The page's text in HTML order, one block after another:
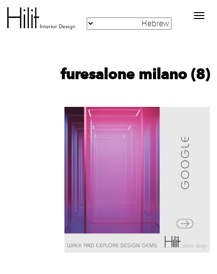
Toggle
navigation
furesalone milano (8)